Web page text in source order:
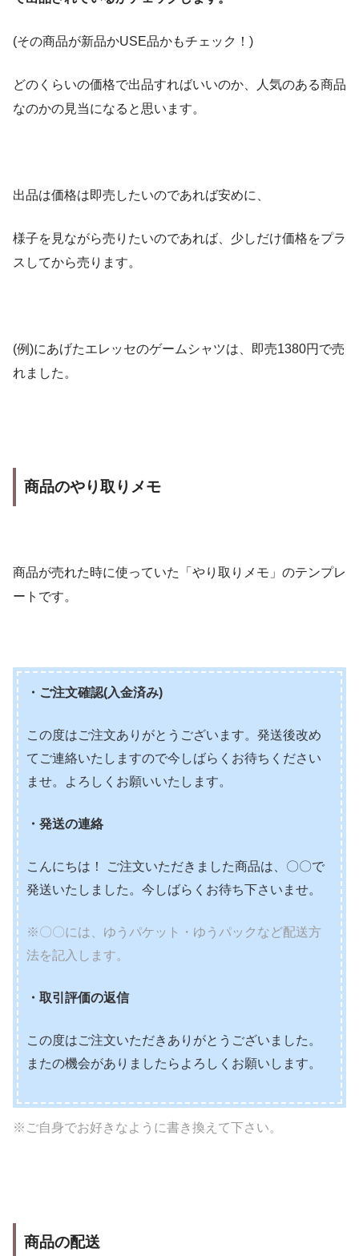
(その商品が新品かUSE品かもチェック！)
どのくらいの価格で出品すればいいのか、人気のある商品
なのかの見当になると思います。
出品は価格は即売したいのであれば安めに、
様子を見ながら売りたいのであれば、少しだけ価格をプラ
スしてから売ります。
(例)にあげたエレッセのゲームシャツは、即売1380円で売
れました。
商品のやり取りメモ
商品が売れた時に使っていた「やり取りメモ」のテンプレ
ートです。
・ご注文確認(入金済み)
この度はご注文ありがとうございます。発送後改め
てご連絡いたしますので今しばらくお待ちください
ませ。よろしくお願いいたします。
・発送の連絡
こんにちは！ ご注文いただきました商品は、〇〇で
発送いたしました。今しばらくお待ち下さいませ。
※〇〇には、ゆうパケット・ゆうパックなど配送方
法を記入します。
・取引評価の返信
この度はご注文いただきありがとうございました。
またの機会がありましたらよろしくお願いします。
※ご自身でお好きなように書き換えて下さい。
商品の配送